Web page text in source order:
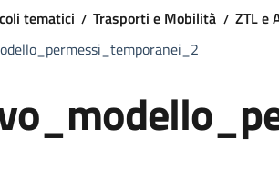
tematici Trasporti e Mobilità ZTL e